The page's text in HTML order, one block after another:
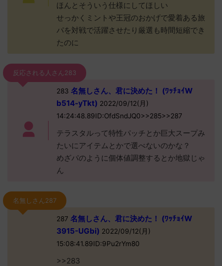
ほんとそういう仕様にしてほしい
せっかくミントや王冠のおかげで愛着ある旅
パを対戦で活躍させたり厳選も時間短縮でき
たのに
反応される人さん283
283 名無しさん、君に決めた！ (ﾜｯﾁｮｲW
b514-yTkt) 2022/09/12(月)
14:24:48.89ID:OfdSndJQ0>>285>>287
テラスタルって特性パッチとか巨大スープみ
たいにアイテムとかで選べないのかな？
めざパのように個体値調整するとか地獄じゃ
ん
名無しさん287
287 名無しさん、君に決めた！ (ﾜｯﾁｮｲW
3915-UGbi) 2022/09/12(月)
15:08:41.89ID:9Pu2rYm80
>>283